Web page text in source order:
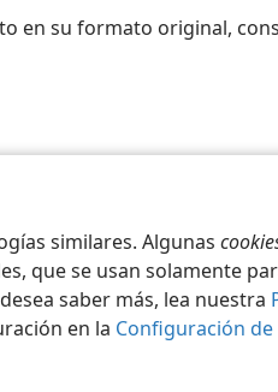
similares. Algunas
que se usan solamente
saber más, lea nuestra
en la Configuración
página 19]
de privacidad Configuración de